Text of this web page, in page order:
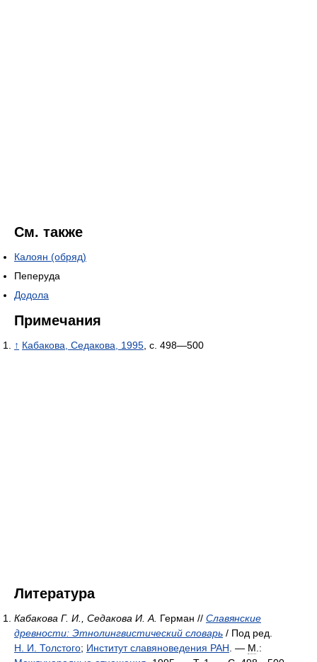
См. также
Калоян (обряд)
Пеперуда
Додола
Примечания
↑ Кабакова, Седакова, 1995 , с. 498—500
Литература
Кабакова Г. И., Седакова И. А. Герман // Славянские
древности: Этнолингвистический словарь / Под ред.
Н. И. Толстого; Институт славяноведения РАН . — М .: